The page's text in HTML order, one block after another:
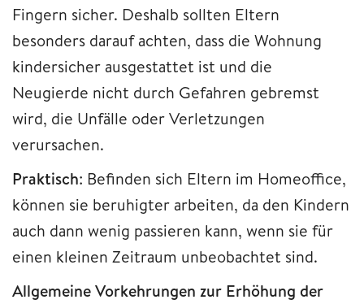
Fingern sicher. Deshalb sollten Eltern
besonders darauf achten, dass die Wohnung
kindersicher ausgestattet ist und die
Neugierde nicht durch Gefahren gebremst
wird, die Unfälle oder Verletzungen
verursachen.
Praktisch: Befinden sich Eltern im Homeoffice,
können sie beruhigter arbeiten, da den Kindern
auch dann wenig passieren kann, wenn sie für
einen kleinen Zeitraum unbeobachtet sind.
Allgemeine Vorkehrungen zur Erhöhung der